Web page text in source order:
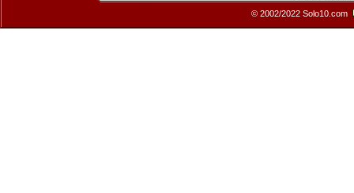
© 2002/2022 Solo10.com